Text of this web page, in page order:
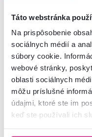
Táto webstránka
Na prispôsobenie
sociálnych médií a
súbory cookie.
webové stránky,
oblasti sociálnych
môžu príslušné
údajmi, ktoré ste im
keď ste používali ich
Sada nožov a
Mať v kuchyni všetko
hygieny. Vyberáte počas
na zásuvke je od cesta.Sada
problém pomôže noblesne